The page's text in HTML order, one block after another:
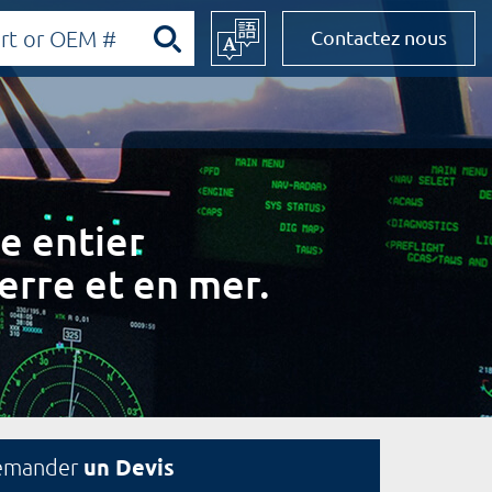
Contactez nous
entier
et en mer.
un Devis